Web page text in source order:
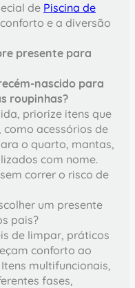
de Piscina de
e a diversão
presente para
nascido para
roupinhas?
priorize itens que
como acessórios de
o quarto, mantas,
com nome.
correr o risco de
um presente
pais?
de limpar, práticos
conforto ao
multifuncionais,
fases,